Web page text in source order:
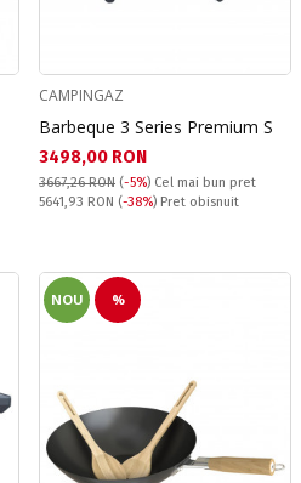
CAMPINGAZ
Barbeque 3 Series Premium S
Текуща цена:
3498,00 RON
3667,26 RON (-5%) Cel mai bun pret
Pret obisnuit:
5641,93 RON (-38%) Pret obisnuit
NOU %